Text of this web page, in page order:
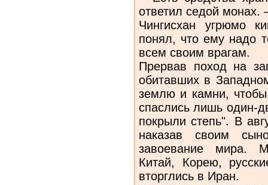
ответил седой монах.
Чингисхан угрюмо
понял, что ему надо
всем своим врагам.
Прервав поход на
обитавших в
землю и камни,
спаслись лишь один-
покрыли степь". В
наказав своим
завоевание мира.
Китай, Корею,
вторглись в Иран.